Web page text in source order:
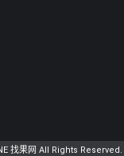
找果网 All Rights Reserved.